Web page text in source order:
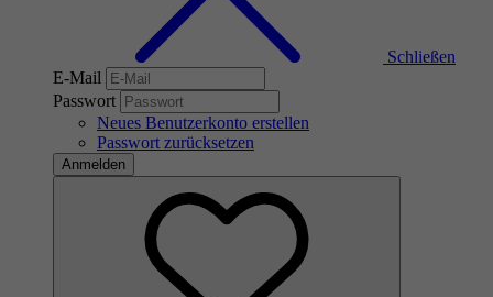
Schließen
E-Mail
Passwort
Neues Benutzerkonto erstellen
Passwort zurücksetzen
Anmelden